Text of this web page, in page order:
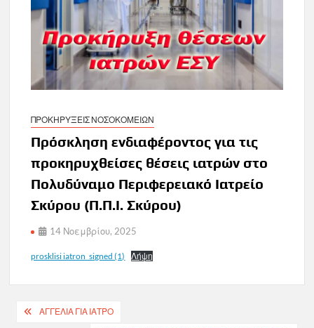
ΠΡΟΚΗΡΥΞΕΙΣ ΝΟΣΟΚΟΜΕΙΩΝ
Πρόσκληση ενδιαφέροντος για τις
προκηρυχθείσες θέσεις ιατρών στο
Πολυδύναμο Περιφερειακό Ιατρείο
Σκύρου (Π.Π.Ι. Σκύρου)
14 Νοεμβρίου, 2025
prosklisi iatron_signed (1) Λήψη
Πλοήγηση
ΑΓΓΕΛΙΑ ΓΙΑ ΙΑΤΡΟ